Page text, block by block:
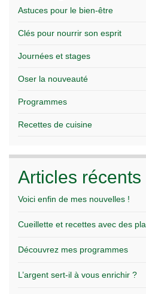
Astuces pour le bien-être
Clés pour nourrir son esprit
Journées et stages
Oser la nouveauté
Programmes
Recettes de cuisine
Articles récents
Voici enfin de mes nouvelles !
Cueillette et recettes avec des
Découvrez mes programmes
L’argent sert-il à vous enrichir ?